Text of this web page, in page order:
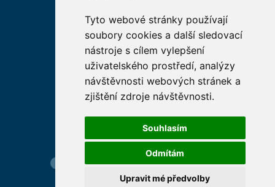
Tyto webové stránky používají
soubory cookies a další sledovací
nástroje s cílem vylepšení
uživatelského prostředí, analýzy
návštěvnosti webových stránek a
zjištění zdroje návštěvnosti.
Souhlasím
Odmítám
Upravit mé předvolby
Univerzity Obrany
Studentské spolky na LF
Asociace děkanů
lékařských fakult ČR
Hledání osob Nastavení cookie Mapa webu